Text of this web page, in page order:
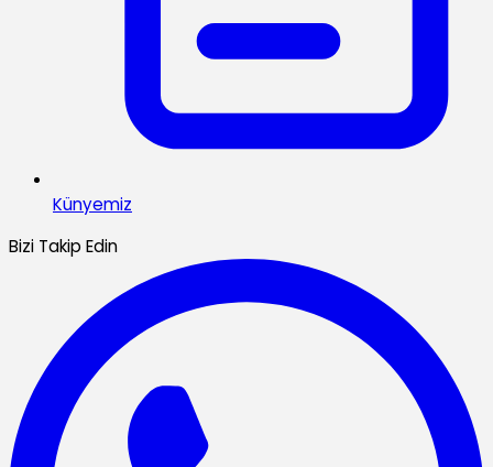
Künyemiz
Bizi Takip Edin